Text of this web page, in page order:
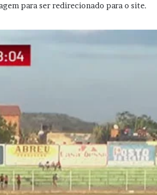
para ser redirecionado para o site.